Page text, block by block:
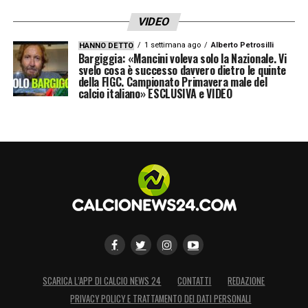
VIDEO
HANNO DETTO 1 settimana ago Alberto Petrosilli
Bargiggia: «Mancini voleva solo la Nazionale. Vi
svelo cosa è successo davvero dietro le quinte
della FIGC. Campionato Primavera male del
calcio italiano» ESCLUSIVA e VIDEO
SCARICA L’APP DI CALCIO NEWS 24 CONTATTI
REDAZIONE
PRIVACY POLICY E TRATTAMENTO DEI DATI PERSONALI